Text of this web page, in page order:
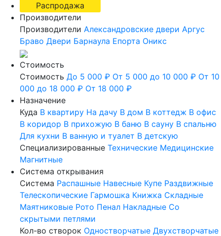
Распродажа
Производители
Производители Александровские двери Аргус
Браво Двери Барнаула Епорта Оникс
Стоимость
Стоимость До 5 000 ₽ От 5 000 до 10 000 ₽ От 10
000 до 18 000 ₽ От 18 000 ₽
Назначение
Куда В квартиру На дачу В дом В коттедж В офис
В коридор В прихожую В баню В сауну В спальню
Для кухни В ванную и туалет В детскую
Специализированные Технические Медицинские
Магнитные
Система открывания
Система Распашные Навесные Купе Раздвижные
Телескопические Гармошка Книжка Складные
Маятниковые Рото Пенал Накладные Со
скрытыми петлями
Кол-во створок Одностворчатые Двухстворчатые